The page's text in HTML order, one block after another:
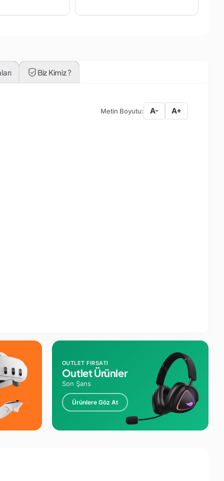
Biz Kimiz ?
Metin Boyutu: A- A+
OUTLET FIRSATI
Outlet Ürünler
Son Şans
Ürünlere Göz At